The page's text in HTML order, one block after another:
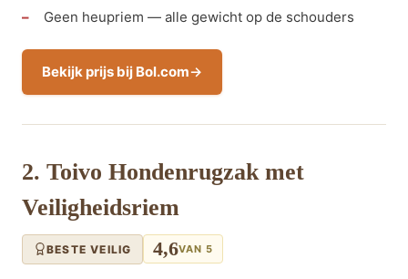
Geen heupriem — alle gewicht op de schouders
Bekijk prijs bij Bol.com
2. Toivo Hondenrugzak met
Veiligheidsriem
BESTE VEILIG 4,6VAN 5